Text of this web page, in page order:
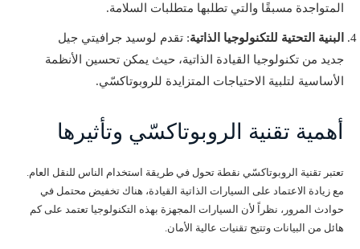
المتواجدة مسبقًا والتي تطلبها متطلبات السلامة.
البنية التحتية للتكنولوجيا الذاتية: تقدم لوسيد جرافيتي جيل
جديد من تكنولوجيا القيادة الذاتية، حيث يمكن تحسين الأنظمة
الأساسية لتلبية الاحتياجات المتزايدة للروبوتاكسّي.
أهمية تقنية الروبوتاكسّي وتأثيرها
تعتبر تقنية الروبوتاكسّي نقطة تحول في طريقة استخدام الناس للنقل العام.
مع زيادة الاعتماد على السيارات الذاتية القيادة، هناك تخفيض محتمل في
حوادث المرور، نظراً لأن السيارات المجهزة بهذه التكنولوجيا تعتمد على كم
هائل من البيانات وتتيح تقنيات عالية الأمان.